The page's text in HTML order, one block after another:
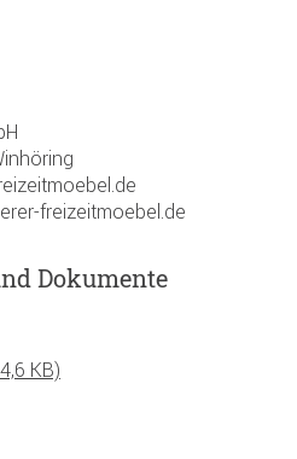
freizeitmoebel.de
Dokumente
KB)